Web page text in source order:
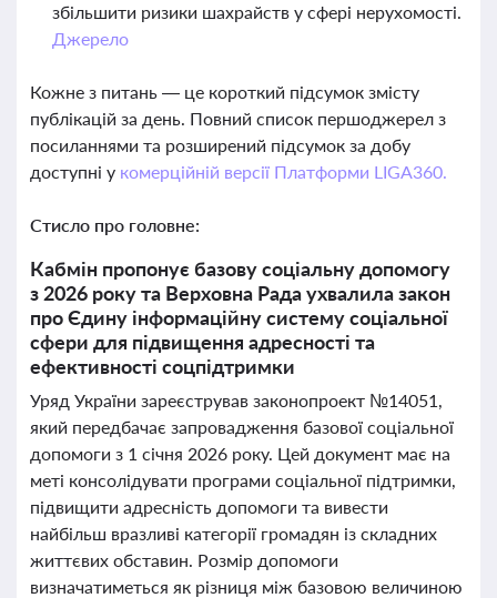
збільшити ризики шахрайств у сфері нерухомості.
Джерело
Кожне з питань — це короткий підсумок змісту
публікацій за день. Повний список першоджерел з
посиланнями та розширений підсумок за добу
доступні у комерційній версії Платформи LIGA360.
Стисло про головне:
Кабмін пропонує базову соціальну допомогу
з 2026 року та Верховна Рада ухвалила закон
про Єдину інформаційну систему соціальної
сфери для підвищення адресності та
ефективності соцпідтримки
Уряд України зареєстрував законопроект №14051,
який передбачає запровадження базової соціальної
допомоги з 1 січня 2026 року. Цей документ має на
меті консолідувати програми соціальної підтримки,
підвищити адресність допомоги та вивести
найбільш вразливі категорії громадян із складних
життєвих обставин. Розмір допомоги
визначатиметься як різниця між базовою величиною